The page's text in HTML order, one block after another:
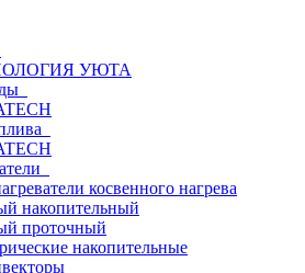
УЮТА
косвенного нагрева
накопительный
проточный
накопительные